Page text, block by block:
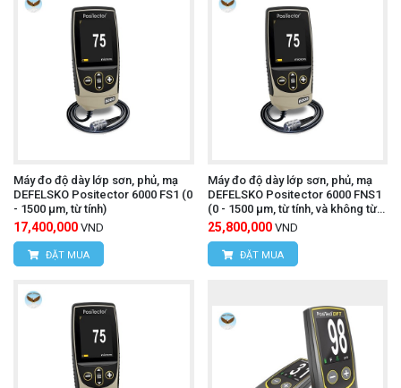
Máy đo độ dày lớp sơn, phủ, mạ
DEFELSKO Positector 6000 FS1 (0
- 1500 µm, từ tính)
17,400,000 VND
ĐẶT MUA
Máy đo độ dày lớp sơn, phủ, mạ
DEFELSKO Positector 6000 FNS1
(0 - 1500 µm, từ tính, và không từ
tính)
25,800,000 VND
ĐẶT MUA